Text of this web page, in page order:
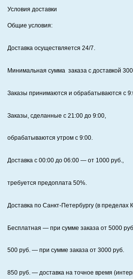
Условия доставки
Общие условия:
Доставка осуществляется 24/7.
Минимальная сумма заказа с доставкой
Заказы принимаются и обрабатываются с
Заказы, сделанные с 21:00 до 9:00,
обрабатываются утром с 9:00.
Доставка с 00:00 до 06:00 — от 1000 руб.,
требуется предоплата 50%.
Доставка по Санкт‑Петербургу (в пределах
Бесплатная — при сумме заказа от 5000 руб.
500 руб. — при сумме заказа от 3000 руб.
850 руб. — доставка на точное время